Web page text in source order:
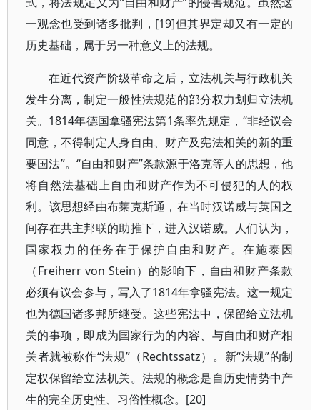
一观念也受到诸多批判，[19]但其界定却又有一定的
历史基础，属于另一种意义上的法规。
在近代资产阶级革命之后，立法机关与行政机关
发生分离，制定一般性法规范的部分权力划归立法机
关。1814年德国拿骚宪法第1条率先规定，“非经议会
同意，不得制定人身自由、财产及宪法相关的新的重
要国法”。“自由和财产”条款源于洛克等人的思想，他
将自然法基础上自由和财产作为不可侵犯的人的权
利。该思想经由布莱克斯通，在当时汉诺威与英国之
间存在共主邦联的助推下，进入汉诺威。人们认为，
国家权力的任务在于保护自由和财产。在施泰因
（Freiherr von Stein）的影响下，自由和财产条款
必须有议会参与，写入了1814年拿骚宪法。这一规定
也为德国诸多邦所继受。这些宪法中，保留给立法机
关的事项，即成为国家行为的内容、与自由和财产相
关者就被称作“法规”（Rechtssatz）。新“法规”的制
定权保留给立法机关。法规的概念是自历史情势中产
生的完全历史性、习俗性概念。[20]